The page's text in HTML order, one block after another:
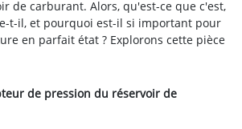
de carburant. Alors, qu'est-ce que c'est,
t-il, et pourquoi est-il si important pour
en parfait état ? Explorons cette pièce
de pression du réservoir de